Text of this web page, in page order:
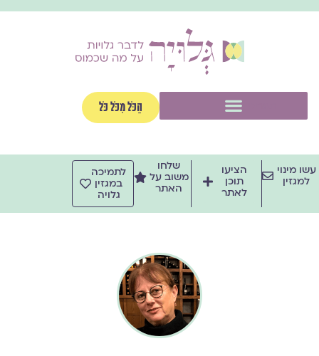
לתוכן
הַכֹּל מִכֹּל כֹּל
עשו מינוי
למגזין
הציעו
תוכן
לאתר
שלחו
משוב על
האתר
לתמיכה
במגזין
גלויה